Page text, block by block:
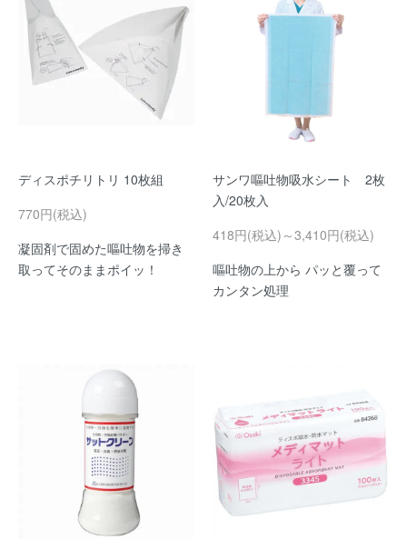
ディスポチリトリ 10枚組
770円(税込)
凝固剤で固めた嘔吐物を掃き
取ってそのままポイッ！
サンワ嘔吐物吸水シート 2枚
入/20枚入
418円(税込)～3,410円(税込)
嘔吐物の上から パッと覆って
カンタン処理